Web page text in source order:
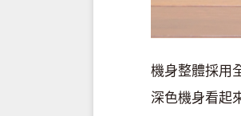
機身整體採用
深色機身看起